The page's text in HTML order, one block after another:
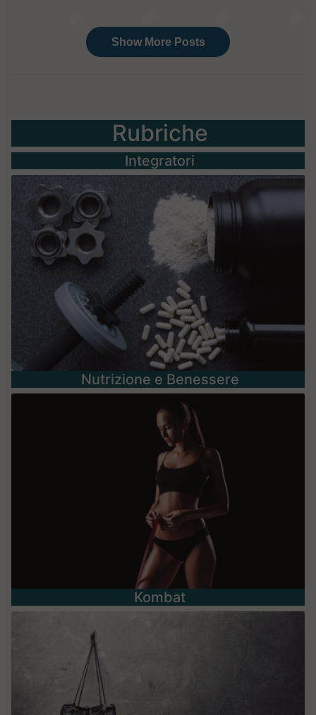
Rubriche
Integratori
Nutrizione e Benessere
Kombat